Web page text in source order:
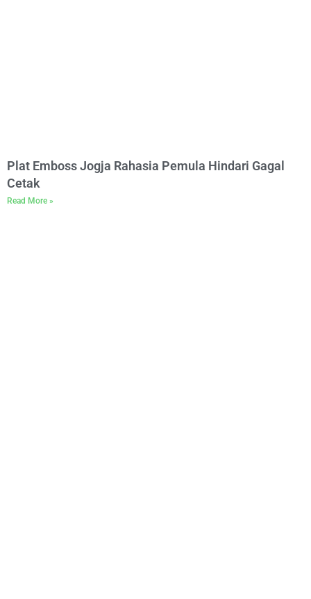
Plat Emboss Jogja Rahasia Pemula Hindari Gagal
Cetak
Read More »